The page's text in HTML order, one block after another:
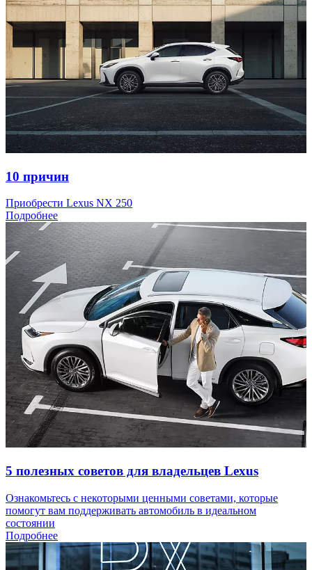
10 причин
Приобрести Lexus NX 250
Подробнее
5 полезных советов для владельцев Lexus
Ознакомьтесь с некоторыми ценными советами, которые
помогут вам поддерживать автомобиль в идеальном
состоянии
Подробнее